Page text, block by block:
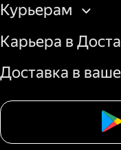
товаров со
передайте
получение из
Курьерам
Карьера в
Доставка в